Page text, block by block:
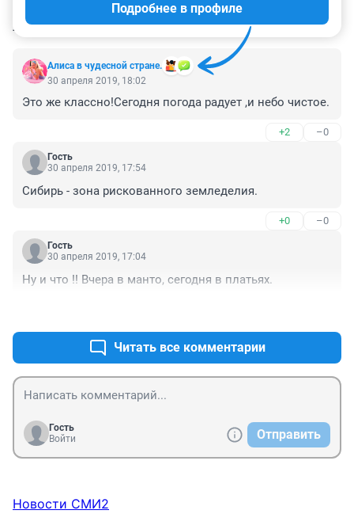
КОММЕНТАРИИ 8
Алиса в чудесной стране.
Подробнее в профиле
30 апреля 2019, 18:02
Это же классно!Сегодня погода радует ,и небо чистое.
+2 –0
Гость
30 апреля 2019, 17:54
Сибирь - зона рискованного земледелия.
+0 –0
Гость
30 апреля 2019, 17:04
Ну и что !! Вчера в манто, сегодня в платьях.
Читать все комментарии
Гость
Войти
Отправить
Новости СМИ2